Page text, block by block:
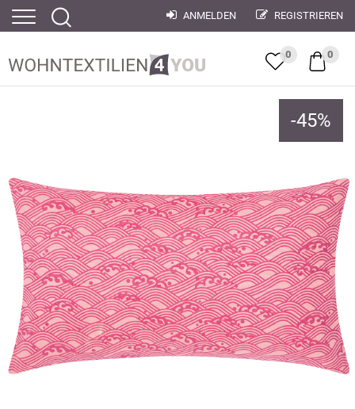
ANMELDEN REGISTRIEREN
0 0
-45%